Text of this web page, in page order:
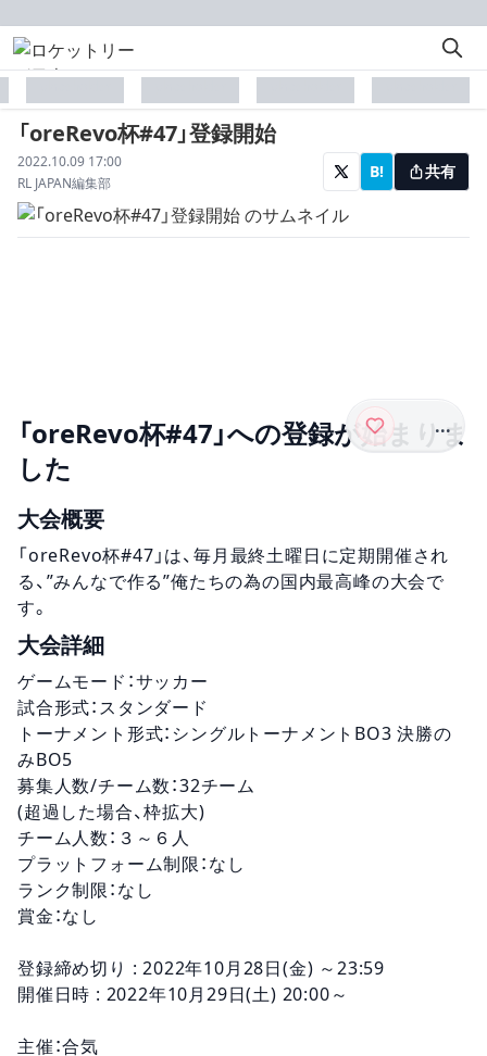
「oreRevo杯#47」登録開始
配信日
2022.10.09 17:00
著者
RL JAPAN編集部
B! 共有
...
「oreRevo杯#47」への登録が始まりま
した
大会概要
「oreRevo杯#47」は、毎月最終土曜日に定期開催され
る、”みんなで作る”俺たちの為の国内最高峰の大会で
す。
大会詳細
ゲームモード：サッカー
試合形式：スタンダード
トーナメント形式：シングルトーナメントBO3 決勝の
みBO5
募集人数/チーム数：32チーム
(超過した場合、枠拡大)
チーム人数：３～６人
プラットフォーム制限：なし
ランク制限：なし
賞金：なし
登録締め切り : 2022年10月28日(金) ～23:59
開催日時 : 2022年10月29日(土) 20:00～
主催：合気